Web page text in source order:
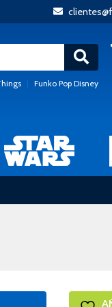
| Funko Pop Disney